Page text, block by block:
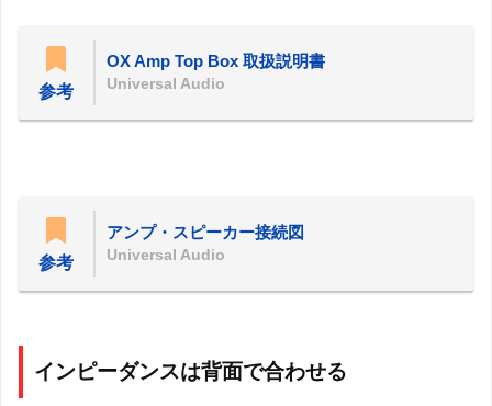
参考
OX Amp Top Box 取扱説明書
Universal Audio
参考
アンプ・スピーカー接続図
Universal Audio
インピーダンスは背面で合わせる